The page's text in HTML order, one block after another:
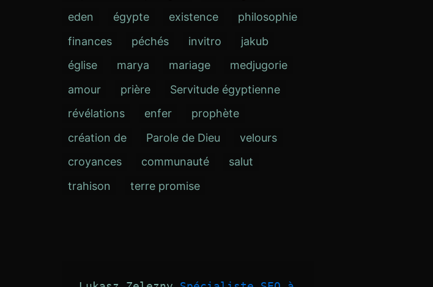
eden
égypte existence
philosophie
finances
péchés invitro
jakub
église
marya mariage
medjugorie
amour
prière
Servitude égyptienne
révélations
enfer
prophète
création de
Parole de Dieu
velours
croyances
communauté
salut
trahison
terre promise